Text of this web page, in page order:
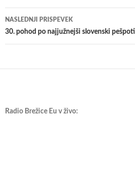
NASLEDNJI PRISPEVEK
30. pohod po najjužnejši slovenski pešpoti
Radio Brežice Eu v živo: